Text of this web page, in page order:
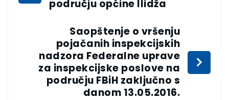
području općine Ilidža
Saopštenje o vršenju
pojačanih inspekcijskih
nadzora Federalne uprave
za inspekcijske poslove na
području FBiH zaključno s
danom 13.05.2016.